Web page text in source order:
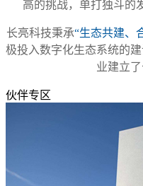
高的挑战，单打独斗的
长亮科技秉承“生态共建、
极投入数字化生态系统的
业建立了
伙伴专区